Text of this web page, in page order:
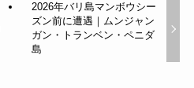
2026年バリ島マンボウシー
ズン前に遭遇｜ムンジャン
ガン・トランベン・ペニダ
島